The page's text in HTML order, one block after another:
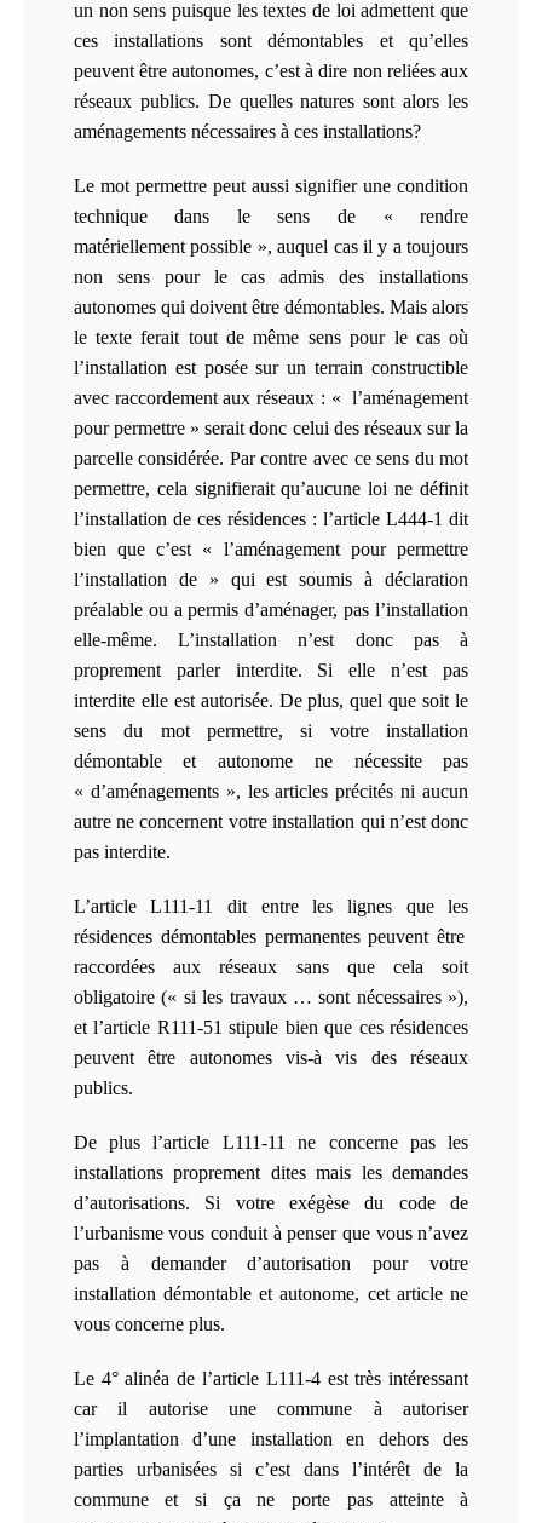
un non sens puisque les textes de loi admettent que
ces installations sont démontables et qu’elles
peuvent être autonomes, c’est à dire non reliées aux
réseaux publics. De quelles natures sont alors les
aménagements nécessaires à ces installations?
Le mot permettre peut aussi signifier une condition
technique dans le sens de «rendre
matériellement possible », auquel cas il y a toujours
non sens pour le cas admis des installations
autonomes qui doivent être démontables. Mais alors
le texte ferait tout de même sens pour le cas où
l’installation est posée sur un terrain constructible
avec raccordement aux réseaux : « l’aménagement
pour permettre » serait donc celui des réseaux sur la
parcelle considérée. Par contre avec ce sens du mot
permettre, cela signifierait qu’aucune loi ne définit
l’installation de ces résidences : l’article L444-1 dit
bien que c’est « l’aménagement pour permettre
l’installation de » qui est soumis à déclaration
préalable ou a permis d’aménager, pas l’installation
elle-même. L’installation n’est donc pas à
proprement parler interdite. Si elle n’est pas
interdite elle est autorisée. De plus, quel que soit le
sens du mot permettre, si votre installation
démontable et autonome ne nécessite pas
« d’aménagements », les articles précités ni aucun
autre ne concernent votre installation qui n’est donc
pas interdite.
L’article L111-11
dit entre les lignes que les
résidences démontables permanentespeuvent être
raccordéesaux réseaux sans que cela soit
obligatoire (« si les travaux … sont nécessaires »),
etl’article R111-51 stipule bien que ces résidences
peuvent être autonomes vis-à vis des réseaux
publics.
De plus l’article L111-11
ne concerne pas les
installations proprement dites mais les demandes
d’autorisations. Si votre exégèse du code de
l’urbanisme vous conduit à penser que vous n’avez
pas à demander d’autorisation pour votre
installation démontable et autonome, cet article ne
vous concerne plus.
Le 4° alinéa de l’article L111-4 est très intéressant
car il autorise une commune à autoriser
l’implantation d’une installation en dehors des
parties urbanisées si c’est dans l’intérêt de la
commune et si ça ne porte pas atteinte à